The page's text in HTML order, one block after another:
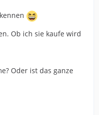
Ob ich sie kaufe wird
Oder ist das ganze